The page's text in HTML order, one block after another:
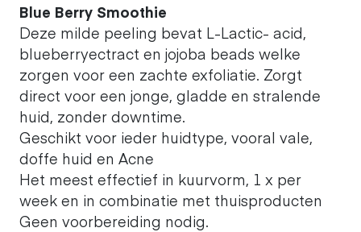
Blue Berry Smoothie
Deze milde peeling bevat L-Lactic- acid,
blueberryectract en jojoba beads welke
zorgen voor een zachte exfoliatie. Zorgt
direct voor een jonge, gladde en stralende
huid, zonder downtime.
Geschikt voor ieder huidtype, vooral vale,
doffe huid en Acne
Het meest effectief in kuurvorm, 1 x per
week en in combinatie met thuisproducten
Geen voorbereiding nodig.